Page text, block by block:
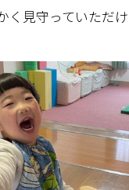
く見守っていただ